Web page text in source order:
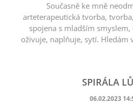
Současně ke mně
arteterapeutická tvorba,
spojena s mladším smyslem,
oživuje, naplňuje, sytí. Hledám
SPIRÁLA
06.02.2023